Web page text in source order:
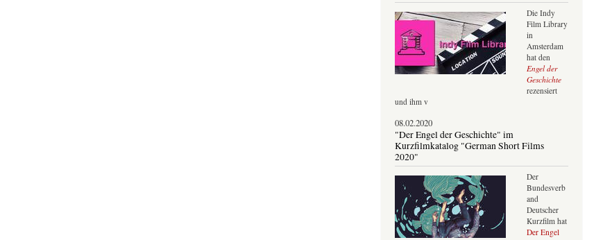
Die Indy
Film Library
in
Amsterdam
hat den
Engel der
Geschichte
rezensiert
und ihm v
08.02.2020
"Der Engel der Geschichte" im
Kurzfilmkatalog "German Short Films
2020"
Der
Bundesverb
and
Deutscher
Kurzfilm hat
Der Engel